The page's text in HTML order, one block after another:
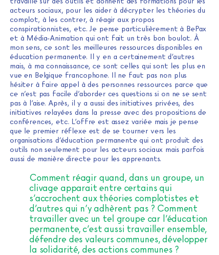
acteurs sociaux, pour les aider à décrypter les théories du
complot, à les contrer, à réagir aux propos
conspirationnistes, etc. Je pense particulièrement à BePax
et à Média-Animation qui ont fait un très bon boulot. À
mon sens, ce sont les meilleures ressources disponibles en
éducation permanente. Il y en a certainement d’autres
mais, à ma connaissance, ce sont celles qui sont les plus en
vue en Belgique francophone. Il ne faut pas non plus
hésiter à faire appel à des personnes ressources parce que
ce n’est pas facile d’aborder ces questions si on ne se sent
pas à l’aise. Après, il y a aussi des initiatives privées, des
initiatives relayées dans la presse avec des propositions de
conférences, etc. L’offre est assez variée mais je pense
que le premier réflexe est de se tourner vers les
organisations d’éducation permanente qui ont produit des
outils non seulement pour les acteurs sociaux mais parfois
aussi de manière directe pour les apprenants.
Comment réagir quand, dans un groupe, un
clivage apparait entre certains qui
s’accrochent aux théories complotistes et
d’autres qui n’y adhèrent pas ? Comment
travailler avec un tel groupe car l’éducation
permanente, c’est aussi travailler ensemble,
défendre des valeurs communes, développer
la solidarité, des actions communes ?